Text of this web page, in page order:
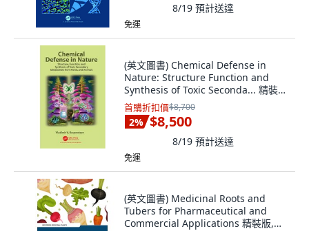
8/19 預計送達
免運
(英文圖書) Chemical Defense in
Nature: Structure Function and
Synthesis of Toxic Seconda... 精裝
版, CRC Press, 英文
首購折扣價$8,700
2% $8,500
8/19 預計送達
免運
(英文圖書) Medicinal Roots and
Tubers for Pharmaceutical and
Commercial Applications 精裝版,